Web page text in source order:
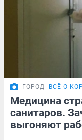
ГОРОД ВСЁ О
Медицина
санитаров.
выгоняют